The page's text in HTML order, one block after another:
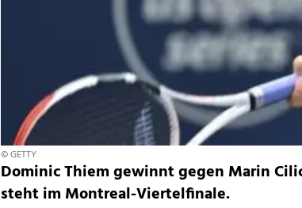
© GETTY
Dominic Thiem gewinnt gegen Marin
steht im Montreal-Viertelfinale.